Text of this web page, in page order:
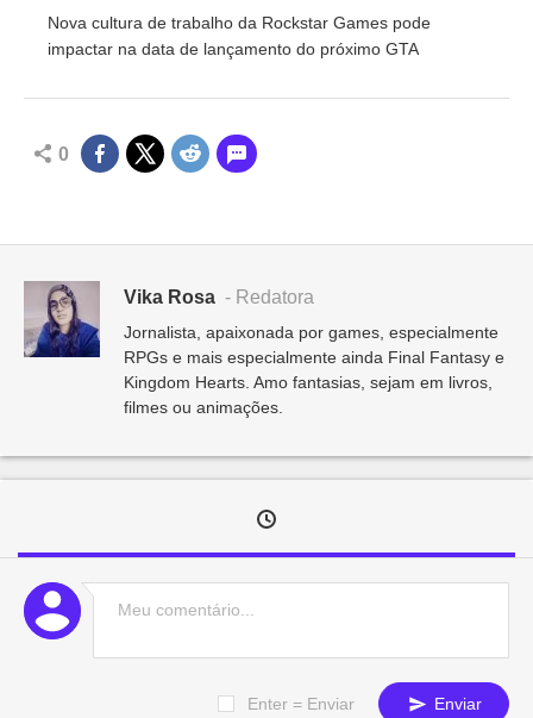
Nova cultura de trabalho da Rockstar Games pode
impactar na data de lançamento do próximo GTA
0
Vika Rosa - Redatora
Jornalista, apaixonada por games, especialmente
RPGs e mais especialmente ainda Final Fantasy e
Kingdom Hearts. Amo fantasias, sejam em livros,
filmes ou animações.
Enter = Enviar Enviar